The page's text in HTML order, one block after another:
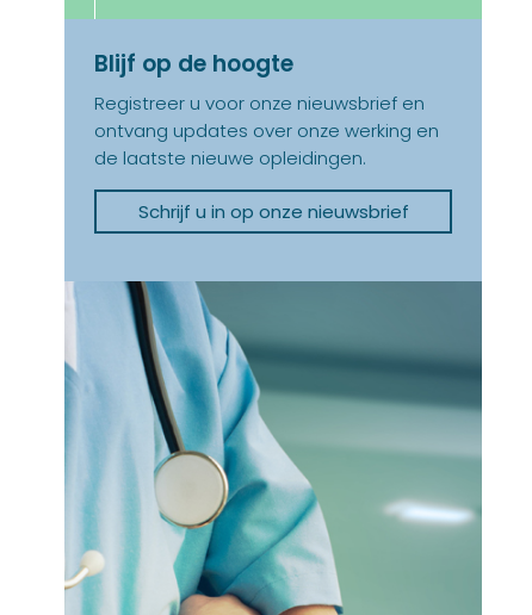
Blijf op de hoogte
Registreer u voor onze nieuwsbrief en
ontvang updates over onze werking en
de laatste nieuwe opleidingen.
Schrijf u in op onze nieuwsbrief